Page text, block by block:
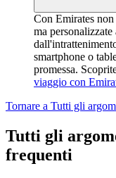
Con Emirates
ma
smartphone o
promessa.
viaggio con
Tornare a Tutti gli
Tutti gli
frequenti